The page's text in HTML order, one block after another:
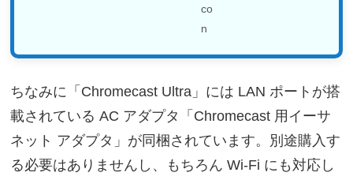
ちなみに「Chromecast Ultra」には LAN ポートが搭
載されている AC アダプタ「Chromecast 用イーサ
ネット アダプタ」が同梱されています。別途購入す
る必要はありませんし、もちろん Wi-Fi にも対応し